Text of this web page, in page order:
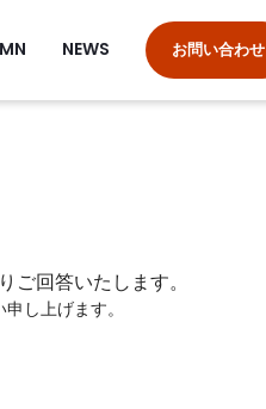
NEWS お問い合わせ
回答いたします。
し上げます。